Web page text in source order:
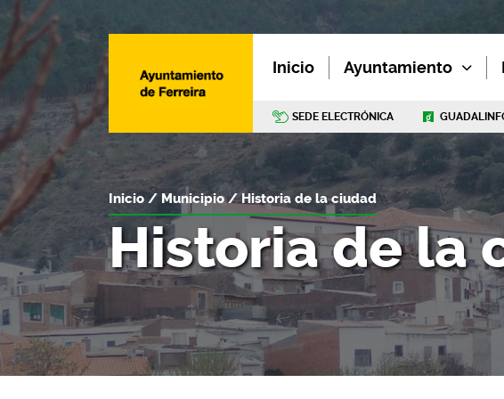
Inicio Ayuntamiento
SEDE ELECTRÓNICA
Historia de la
Inicio Municipio Historia de la ciudad